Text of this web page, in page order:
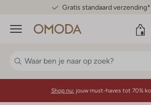
Gratis standaard verzending*
Menu
Shop nu: jouw must-haves tot 70%